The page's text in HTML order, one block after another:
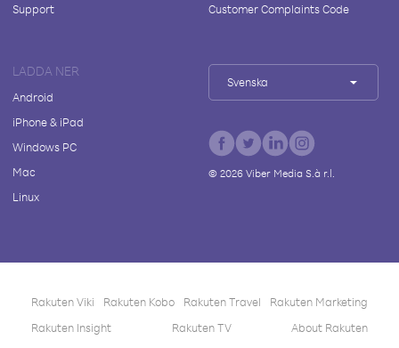
Support
Customer Complaints Code
LADDA NER
Android
iPhone & iPad
Windows PC
Mac
Linux
Svenska
© 2026Viber Media S.à r.l.
Rakuten Viki Rakuten Kobo Rakuten Travel
Rakuten Marketing
Rakuten Insight
Rakuten TV About Rakuten